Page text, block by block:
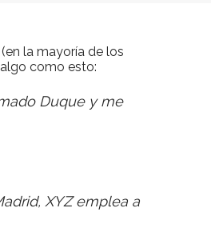
la mayoría de los
como esto:
Duque y me
XYZ emplea a